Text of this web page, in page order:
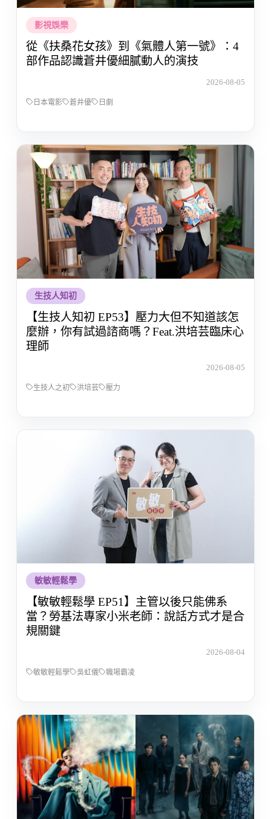
影視娛樂
從《扶桑花女孩》到《氣體人第一號》：4
部作品認識蒼井優細膩動人的演技
2026-08-05
日本電影 蒼井優 日劇
生技人知初
【生技人知初 EP53】壓力大但不知道該怎
麼辦，你有試過諮商嗎？Feat.洪培芸臨床心
理師
2026-08-05
生技人之初 洪培芸 壓力
敏敏輕鬆學
【敏敏輕鬆學 EP51】主管以後只能佛系
當？勞基法專家小米老師：說話方式才是合
規關鍵
2026-08-04
敏敏輕鬆學 吳虹儀 職場霸凌